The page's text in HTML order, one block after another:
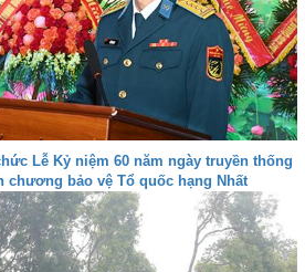
Lễ Kỷ niệm 60 năm ngày truyền thống
chương bảo vệ Tổ quốc hạng Nhất